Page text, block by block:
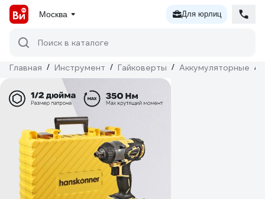
Москва Для юрлиц
Поиск в каталоге
Главная / Инструмент / Гайковерты / Аккумуляторные /